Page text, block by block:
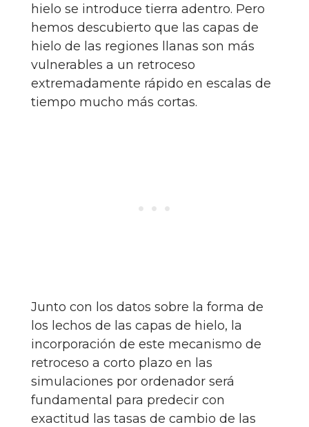
hielo se introduce tierra adentro. Pero
hemos descubierto que las capas de
hielo de las regiones llanas son más
vulnerables a un retroceso
extremadamente rápido en escalas de
tiempo mucho más cortas.
Junto con los datos sobre la forma de
los lechos de las capas de hielo, la
incorporación de este mecanismo de
retroceso a corto plazo en las
simulaciones por ordenador será
fundamental para predecir con
exactitud las tasas de cambio de las